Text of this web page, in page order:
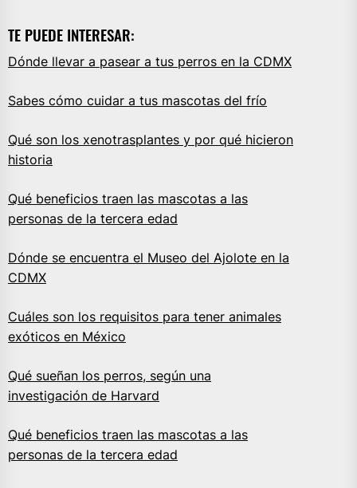
TE PUEDE INTERESAR:
Dónde llevar a pasear a tus perros en la CDMX
Sabes cómo cuidar a tus mascotas del frío
Qué son los xenotrasplantes y por qué hicieron
historia
Qué beneficios traen las mascotas a las
personas de la tercera edad
Dónde se encuentra el Museo del Ajolote en la
CDMX
Cuáles son los requisitos para tener animales
exóticos en México
Qué sueñan los perros, según una
investigación de Harvard
Qué beneficios traen las mascotas a las
personas de la tercera edad